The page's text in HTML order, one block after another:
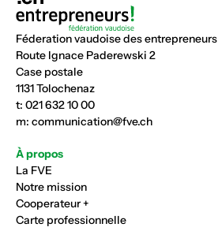
Féderation vaudoise des entrepreneurs
Route Ignace Paderewski 2
Case postale
1131 Tolochenaz
t: 021 632 10 00
m: communication@fve.ch
À propos
La FVE
Notre mission
Cooperateur +
Carte professionnelle